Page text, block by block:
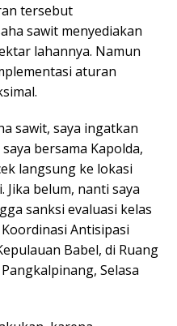
tersebut
sawit menyediakan
lahannya. Namun
aturan
sawit, saya ingatkan
bersama Kapolda,
langsung ke lokasi
belum, nanti saya
sanksi evaluasi kelas
Antisipasi
Babel, di Ruang
Selasa